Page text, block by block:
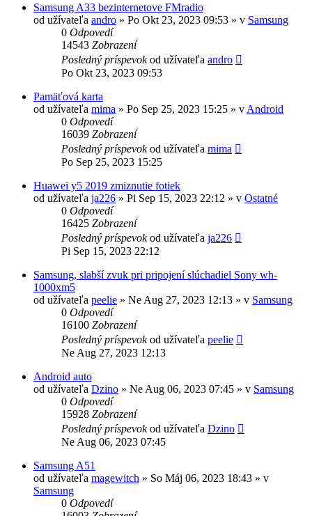
Samsung A33 bezinternetove FMradio
od užívateľa andro » Po Okt 23, 2023 09:53 » v Samsung
0 Odpovedí
14543 Zobrazení
Posledný príspevokod užívateľa andro
Po Okt 23, 2023 09:53
Pamäťová karta
od užívateľa mima » Po Sep 25, 2023 15:25 » v Android
0 Odpovedí
16039 Zobrazení
Posledný príspevokod užívateľa mima
Po Sep 25, 2023 15:25
Huawei y5 2019 zmiznutie fotiek
od užívateľa ja226 » Pi Sep 15, 2023 22:12 » v Ostatné
0 Odpovedí
16425 Zobrazení
Posledný príspevokod užívateľa ja226
Pi Sep 15, 2023 22:12
Samsung, slabší zvuk pri pripojení slúchadiel Sony wh-
1000xm5
od užívateľa peelie » Ne Aug 27, 2023 12:13 » v Samsung
0 Odpovedí
16100 Zobrazení
Posledný príspevokod užívateľa peelie
Ne Aug 27, 2023 12:13
Android auto
od užívateľa Dzino » Ne Aug 06, 2023 07:45 » v Samsung
0 Odpovedí
15928 Zobrazení
Posledný príspevokod užívateľa Dzino
Ne Aug 06, 2023 07:45
Samsung A51
od užívateľa magewitch » So Máj 06, 2023 18:43 » v
Samsung
0 Odpovedí